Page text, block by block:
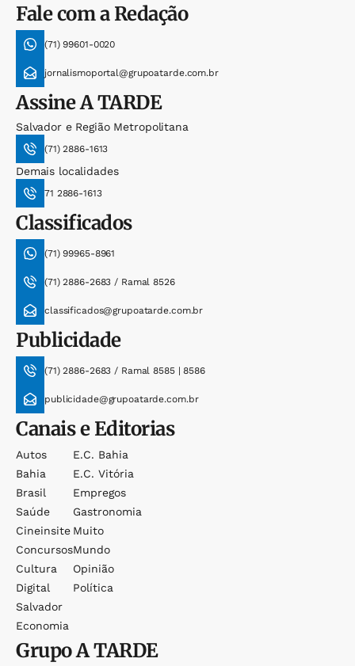
Fale com a Redação
(71) 99601-0020
jornalismoportal@grupoatarde.com.br
AssineA TARDE
Salvador e Região Metropolitana
(71) 2886-1613
Demais localidades
71 2886-1613
Classificados
(71) 99965-8961
(71) 2886-2683 / Ramal 8526
classificados@grupoatarde.com.br
Publicidade
(71) 2886-2683 / Ramal 8585 | 8586
publicidade@grupoatarde.com.br
Canais e Editorias
Autos
Bahia
Brasil
Saúde
Cineinsite
Concursos
Cultura
Digital
Salvador
Economia
E.c. Bahia
E.c. Vitória
Empregos
Gastronomia
Muito
Mundo
Opinião
Política
GrupoA TARDE